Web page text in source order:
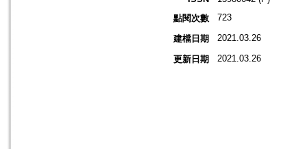
點閱次數
723
建檔日期 2021.03.26
更新日期 2021.03.26